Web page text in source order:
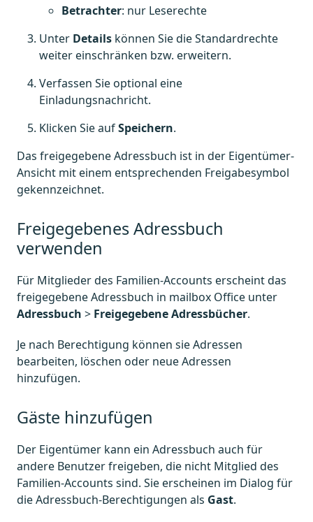
Betrachter: nur Leserechte
Unter Details können Sie die Standardrechte
weiter einschränken bzw. erweitern.
Verfassen Sie optional eine
Einladungsnachricht.
Klicken Sie aufSpeichern.
Das freigegebene Adressbuch ist in der Eigentümer-
Ansicht mit einem entsprechenden Freigabesymbol
gekennzeichnet.
Freigegebenes Adressbuch
verwenden
Für Mitglieder des Familien-Accounts erscheint das
freigegebene Adressbuch in mailbox Office unter
Adressbuch > Freigegebene Adressbücher.
Je nach Berechtigung können sie Adressen
bearbeiten, löschen oder neue Adressen
hinzufügen.
Gäste hinzufügen
Der Eigentümer kann ein Adressbuch auch für
andere Benutzer freigeben, die nicht Mitglied des
Familien-Accounts sind. Sie erscheinen im Dialog für
die Adressbuch-Berechtigungen als Gast.